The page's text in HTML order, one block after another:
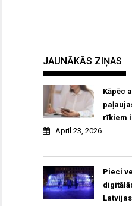
JAUNĀKĀS ZIŅAS
Kāpēc
rīkiem
April 23, 2026
Pieci